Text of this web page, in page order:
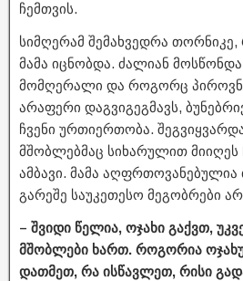
ჩემთვის.
სიმღერამ შემახვედრა
მამა იცნობდა. ძალიან
მომღერალი და როგორც
არაფერი დაგვიგეგმავს,
ჩვენი ურთიერთობა.
მშობლებმაც სიხარულით მიიღეს
ამბავი. მამა აღფრთოვანებულია
გარეშე საუკეთესო მეგობრები
– შვიდი წელია, ოჯახი გაქვთ,
მშობლები ხართ. როგორია
დათმეთ, რა ისწავლეთ, რისი